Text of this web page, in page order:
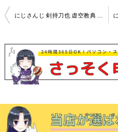
投
ナ
ビ
ゲ
シ
ョ
にじさんじ 剣持刀也 虚空教典 虚空集会 高価買取！